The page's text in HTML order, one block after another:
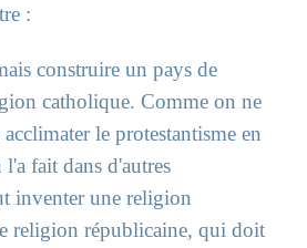
:
construire un pays de
catholique. Comme on ne
le protestantisme en
fait dans d'autres
inventer une religion
religion républicaine, qui doit